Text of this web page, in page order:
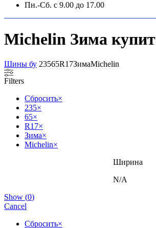
Пн.-Сб. с 9.00 до 17.00
Michelin Зима
Шины бу 23565R17ЗимаMichelin
Filters
Сбросить×
235×
65×
R17×
Зима×
Michelin×
Ширина
N/A
Show (0)
Cancel
Сбросить×